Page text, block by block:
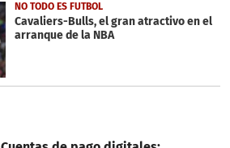
NO TODO ES FUTBOL
Cavaliers-Bulls, el gran atractivo en el
arranque de la NBA